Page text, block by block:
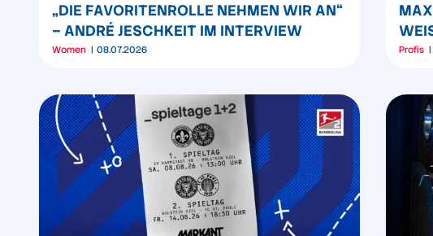
„DIE FAVORITENROLLE NEHMEN WIR AN“
– ANDRÉ JESCHKEIT IM INTERVIEW
Women 08.07.2026 Profis